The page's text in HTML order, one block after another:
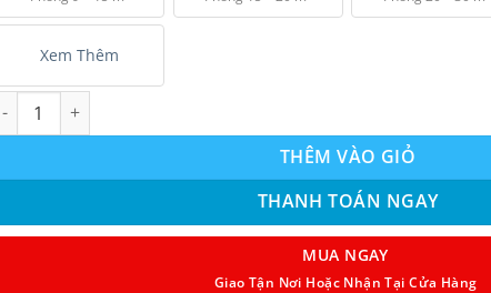
₫ 11.350.000.
Xem Thêm
Máy lạnh Lenson LV-24CX1 Inverter 2.5Hp Model 2026 số lượng
THÊM VÀO GIỎ
THANH TOÁN NGAY
MUA NGAY
Giao Tận Nơi Hoặc Nhận Tại Cửa Hàng